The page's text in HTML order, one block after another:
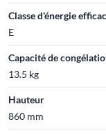
Classe d'énergie
E
Capacité de
13.5 kg
Hauteur
860 mm